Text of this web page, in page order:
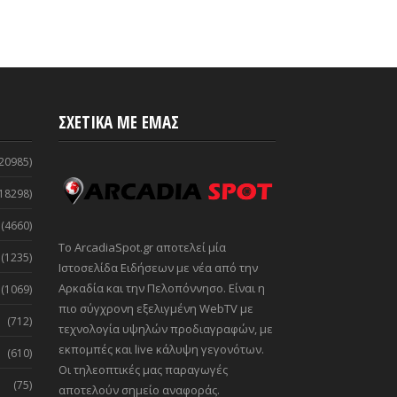
(4660)
(1235)
(1069)
(712)
(610)
(75)
ΣΧΕΤΙΚΑ ΜΕ ΕΜΑΣ
Το ArcadiaSpot.gr αποτελεί μία
Ιστοσελίδα Ειδήσεων με νέα από την
Αρκαδία και την Πελοπόννησο. Είναι η
πιο σύγχρονη εξελιγμένη WebTV με
τεχνολογία υψηλών προδιαγραφών, με
εκπομπές και live κάλυψη γεγονότων.
Οι τηλεοπτικές μας παραγωγές
αποτελούν σημείο αναφοράς.